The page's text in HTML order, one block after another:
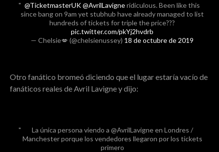
@TicketmasterUK@AvrilLavigneridiculous. Been like this
since bang on 9am yet stubhub have already managed to list
hundreds of tickets for triple the price???
pic.twitter.com/pkYj2hvdrb
— Chelsie💋 (@chelsienussey) 18 de octubre de 2019
Otro fanático bromeó diciendo que el lugar estaría vacío de
fanáticos reales de Avril Lavigne y dijo:
La única persona viendo a @AvrilLavigne en Londres /
Manchester porque los vendedores llegaron por los tickets
primero